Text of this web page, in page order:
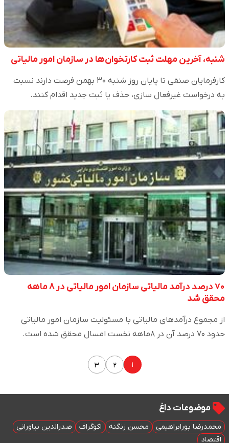
شنبه، آخرین مهلت ثبت کارتخوان‌ها در سازمان امور مالیاتی
کارفرمایان صنفی تا پایان روز شنبه ۳۰ بهمن فرصت دارند نسبت
به درخواست غیرفعال سازی، حذف یا ثبت جدید اقدام کنند.
۷۰ درصد درآمد مالیاتی سازمان امور مالیاتی در ۸ ماهه
محقق شد
از مجموع درآمدهای مالیاتی با مسئولیت سازمان امور مالیاتی
حدود ۷۰ درصد آن در ۸ماهه نخست امسال محقق شده است.
۱ ۲ ۳
موضوعات داغ
محمدرضا پورابراهیمی محسن زنگنه اکوگراف
صدرالدین نیاورانی
اقتصاد